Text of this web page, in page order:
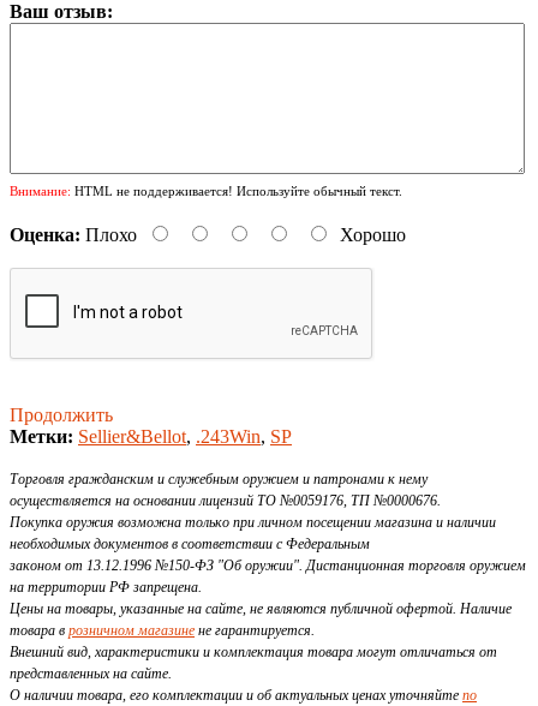
Ваш отзыв:
Внимание: HTML не поддерживается! Используйте обычный текст.
Оценка: Плохо Хорошо
Продолжить
Метки: Sellier&Bellot, .243Win, SP
Торговля гражданским и служебным оружием и патронами к нему
осуществляется на основании лицензий ТО №0059176, ТП №0000676.
Покупка оружия возможна только при личном посещении магазина и наличии
необходимых документов в соответствии с Федеральным
законом от 13.12.1996 №150-ФЗ "Об оружии". Дистанционная торговля оружием
на территории РФ запрещена.
Цены на товары, указанные на сайте, не являются публичной офертой. Наличие
товара в розничном магазине не гарантируется.
Внешний вид, характеристики и комплектация товара могут отличаться от
представленных на сайте.
О наличии товара, его комплектации и об актуальных ценах уточняйте по